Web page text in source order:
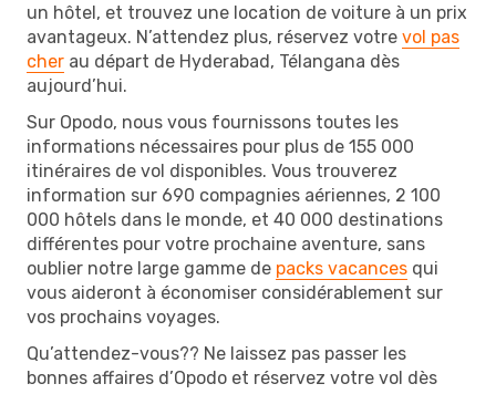
un hôtel, et trouvez une location de voiture à un prix
avantageux. N’attendez plus, réservez votre vol pas
cher au départ de Hyderabad, Télangana dès
aujourd’hui.
Sur Opodo, nous vous fournissons toutes les
informations nécessaires pour plus de 155 000
itinéraires de vol disponibles. Vous trouverez
information sur 690 compagnies aériennes, 2 100
000 hôtels dans le monde, et 40 000 destinations
différentes pour votre prochaine aventure, sans
oublier notre large gamme de packs vacances qui
vous aideront à économiser considérablement sur
vos prochains voyages.
Qu’attendez-vous?? Ne laissez pas passer les
bonnes affaires d’Opodo et réservez votre vol dès